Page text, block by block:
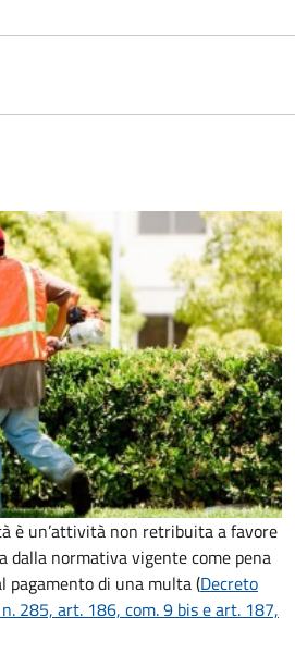
è un’attività non retribuita a favore
normativa vigente come pena
pagamento di una multa (Decreto
285, art. 186, com. 9 bis e art. 187,